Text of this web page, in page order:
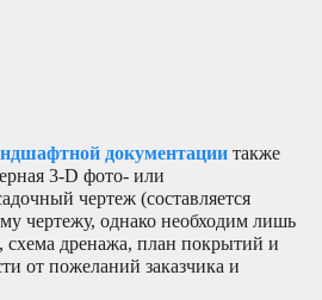
документации также
3-D фото- или
чертеж (составляется
чертежу, однако необходим лишь
схема дренажа, план покрытий и
от пожеланий заказчика и